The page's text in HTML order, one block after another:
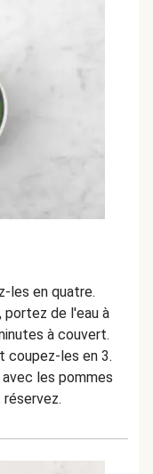
les en quatre.
de l'eau à
à couvert.
coupez-les en 3.
les pommes